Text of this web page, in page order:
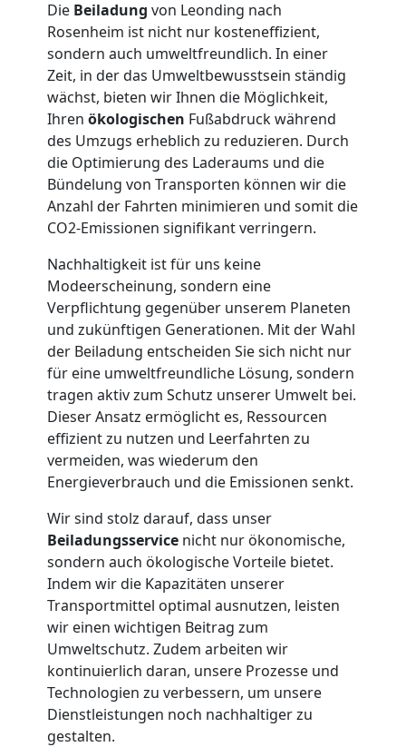
Die Beiladung von Leonding nach
Rosenheim ist nicht nur kosteneffizient,
sondern auch umweltfreundlich. In einer
Zeit, in der das Umweltbewusstsein ständig
wächst, bieten wir Ihnen die Möglichkeit,
Ihren ökologischen Fußabdruck während
des Umzugs erheblich zu reduzieren. Durch
die Optimierung des Laderaums und die
Bündelung von Transporten können wir die
Anzahl der Fahrten minimieren und somit die
CO2-Emissionen signifikant verringern.
Nachhaltigkeit ist für uns keine
Modeerscheinung, sondern eine
Verpflichtung gegenüber unserem Planeten
und zukünftigen Generationen. Mit der Wahl
der Beiladung entscheiden Sie sich nicht nur
für eine umweltfreundliche Lösung, sondern
tragen aktiv zum Schutz unserer Umwelt bei.
Dieser Ansatz ermöglicht es, Ressourcen
effizient zu nutzen und Leerfahrten zu
vermeiden, was wiederum den
Energieverbrauch und die Emissionen senkt.
Wir sind stolz darauf, dass unser
Beiladungsservice nicht nur ökonomische,
sondern auch ökologische Vorteile bietet.
Indem wir die Kapazitäten unserer
Transportmittel optimal ausnutzen, leisten
wir einen wichtigen Beitrag zum
Umweltschutz. Zudem arbeiten wir
kontinuierlich daran, unsere Prozesse und
Technologien zu verbessern, um unsere
Dienstleistungen noch nachhaltiger zu
gestalten.
Möbellift
Leonding
Übersiedlung
Leonding
Klaviertransport
Leonding
Privatumzug
Leonding
Tresortransport
Leonding
Umzug
für